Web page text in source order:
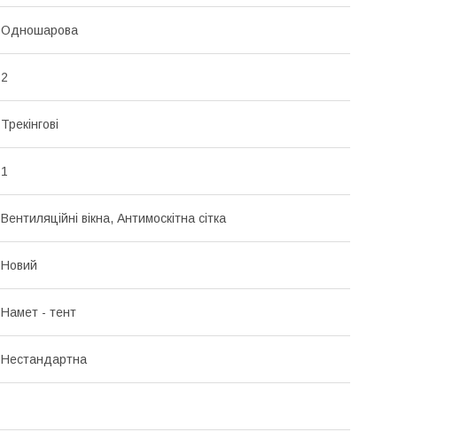
Одношарова
2
Трекінгові
1
Вентиляційні вікна, Антимоскітна сітка
Новий
Намет - тент
Нестандартна